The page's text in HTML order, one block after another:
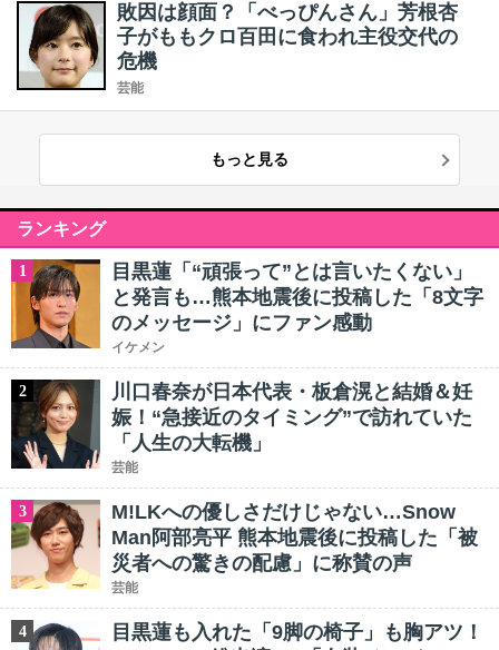
敗因は顔面？「べっぴんさん」芳根杏
子がももクロ百田に食われ主役交代の
危機
芸能
もっと見る
ランキング
1
目黒蓮「“頑張って”とは言いたくない」
と発言も…熊本地震後に投稿した「8文字
のメッセージ」にファン感動
イケメン
2
川口春奈が日本代表・板倉滉と結婚＆妊
娠！“急接近のタイミング”で訪れていた
「人生の大転機」
芸能
3
M!LKへの優しさだけじゃない…Snow
Man阿部亮平 熊本地震後に投稿した「被
災者への驚きの配慮」に称賛の声
芸能
4
目黒蓮も入れた「9脚の椅子」も胸アツ！